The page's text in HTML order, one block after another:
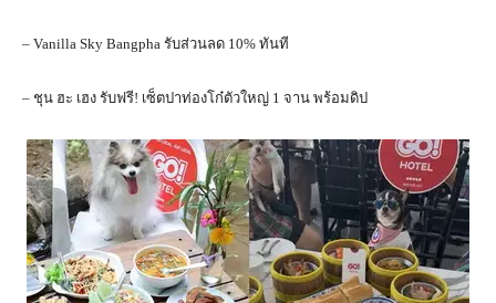
– Vanilla Sky Bangpha รับส่วนลด 10% ทันที
– ชุน ฮะ เฮง รับฟรี! เซ็ตปาท่องโก๋ตัวใหญ่ 1 จาน พร้อมดิป